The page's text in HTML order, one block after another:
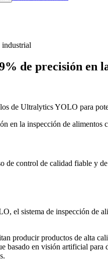
de precisión
de Ultralytics YOLO para
de control de calidad fiable y
el sistema de inspección de
producir productos de alta
basado en visión artificial para